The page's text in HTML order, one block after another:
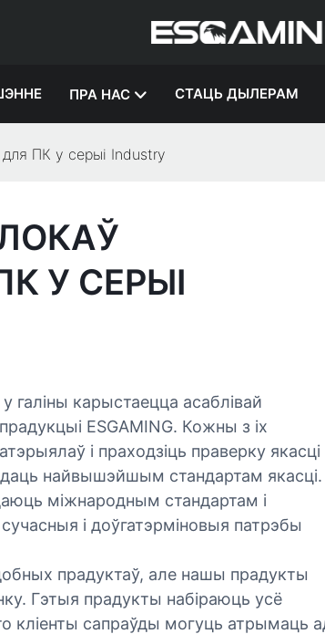
ПРА НАС СТАЦЬ ДЫЛЕРАМ
ПК у серыі Industry
У СЕРЫІ
карыстаецца асаблівай
ESGAMING. Кожны з іх
і праходзіць праверку якасці
найвышэйшым стандартам якасці.
міжнародным стандартам і
і доўгатэрміновыя патрэбы
прадуктаў, але нашы прадукты
Гэтыя прадукты набіраюць усё
кліенты сапраўды могуць атрымаць